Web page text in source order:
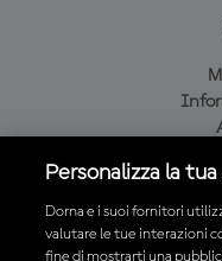
Personalizza la
Dorna e i suoi fornitori
valutare le tue interazioni
fine di mostrarti una